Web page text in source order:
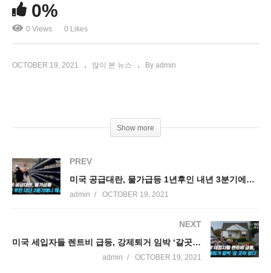
세금 징수’
0%
0 Views 0 Likes
OCTOBER 19, 2021 많이 본 뉴스 By admin
Show more
PREV
미국 공급대란, 물가급등 1년후인 내년 3분기에나 해소된다
admin OCTOBER 19, 2021
NEXT
미국 세입자들 렌트비 급등, 강제퇴거 임박 ‘갈곳이 없다’
admin OCTOBER 19, 2021